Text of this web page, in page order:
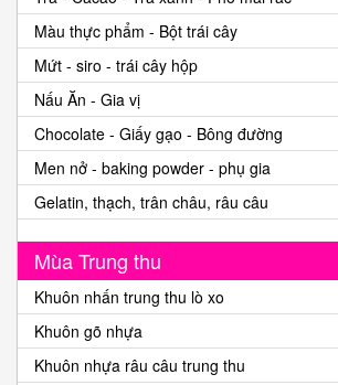
Màu thực phẩm - Bột trái cây
Mứt - siro - trái cây hộp
Nấu Ăn - Gia vị
Chocolate - Giấy gạo - Bông đường
Men nở - baking powder - phụ gia
Gelatin, thạch, trân châu, râu câu
Mùa Trung thu
Khuôn nhấn trung thu lò xo
Khuôn gõ nhựa
Khuôn nhựa râu câu trung thu